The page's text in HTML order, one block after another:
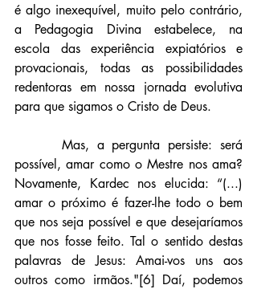
é algo inexequível, muito pelo contrário,
a Pedagogia Divina estabelece, na
escola das experiência expiatórios e
provacionais, todas as possibilidades
redentoras em nossa jornada evolutiva
para que sigamos o Cristo de Deus.
possível, amar como o Mestre nos ama?
Novamente, Kardec nos elucida: “(...)
amar o próximo é fazer-lhe todo o bem
que nos seja possível e que desejaríamos
que nos fosse feito. Tal o sentido destas
palavras de Jesus: Amai-vos uns aos
outros como irmãos."[6] Daí, podemos